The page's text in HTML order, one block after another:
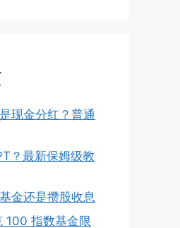
现金分红？普通
？最新保姆级教
金还是攒股收息
100 指数基金限